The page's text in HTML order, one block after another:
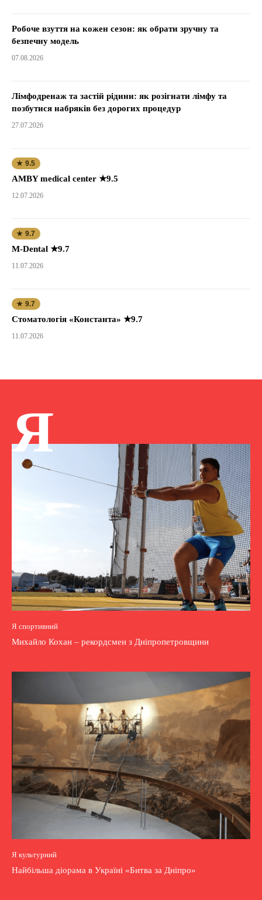
Робоче взуття на кожен сезон: як обрати зручну та
безпечну модель
07.08.2026
Лімфодренаж та застій рідини: як розігнати лімфу та
позбутися набряків без дорогих процедур
27.07.2026
★ 9.5
AMBY medical center ★9.5
12.07.2026
★ 9.7
M-Dental ★9.7
11.07.2026
★ 9.7
Стоматологія «Константа» ★9.7
11.07.2026
Я
Я спортивний
Михайло Кохан – рекордсмен з Дніпропетровщини
Я культурний
Найбільша діорама в Україні «Битва за Дніпро»